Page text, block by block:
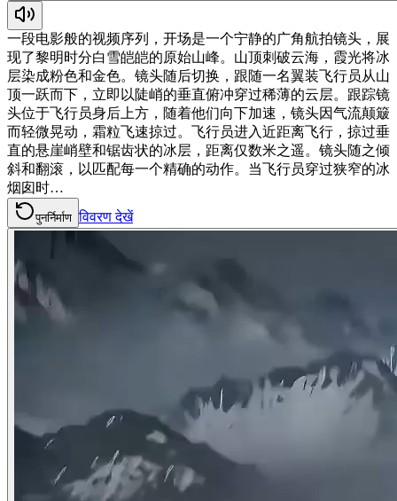
一段电影般的视频序列，开场是一个宁静的广角航拍镜头，展
现了黎明时分白雪皑皑的原始山峰。山顶刺破云海，霞光将冰
层染成粉色和金色。镜头随后切换，跟随一名翼装飞行员从山
顶一跃而下，立即以陡峭的垂直俯冲穿过稀薄的云层。跟踪镜
头位于飞行员身后上方，随着他们向下加速，镜头因气流颠簸
而轻微晃动，霜粒飞速掠过。飞行员进入近距离飞行，掠过垂
直的悬崖峭壁和锯齿状的冰层，距离仅数米之遥。镜头随之倾
斜和翻滚，以匹配每一个精确的动作。当飞行员穿过狭窄的冰
烟囱时…
पुनर्निर्माण विवरण देखें